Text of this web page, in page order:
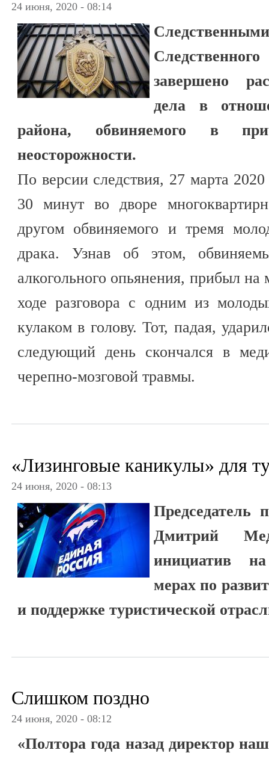
24 июня, 2020 - 08:14
завершено
дела в
района, обвиняемого в
неосторожности.
По версии следствия, 27 марта
30 минут во дворе
другом обвиняемого и тремя
драка. Узнав об этом,
алкогольного опьянения, прибыл на
ходе разговора с одним из
кулаком в голову. Тот, падая,
следующий день скончался в
черепно-мозговой травмы.
«Лизинговые каникулы» для
24 июня, 2020 - 08:13
Председатель
Дмитрий
инициатив
мерах по
и поддержке туристической
Слишком поздно
24 июня, 2020 - 08:12
«Полтора года назад директор